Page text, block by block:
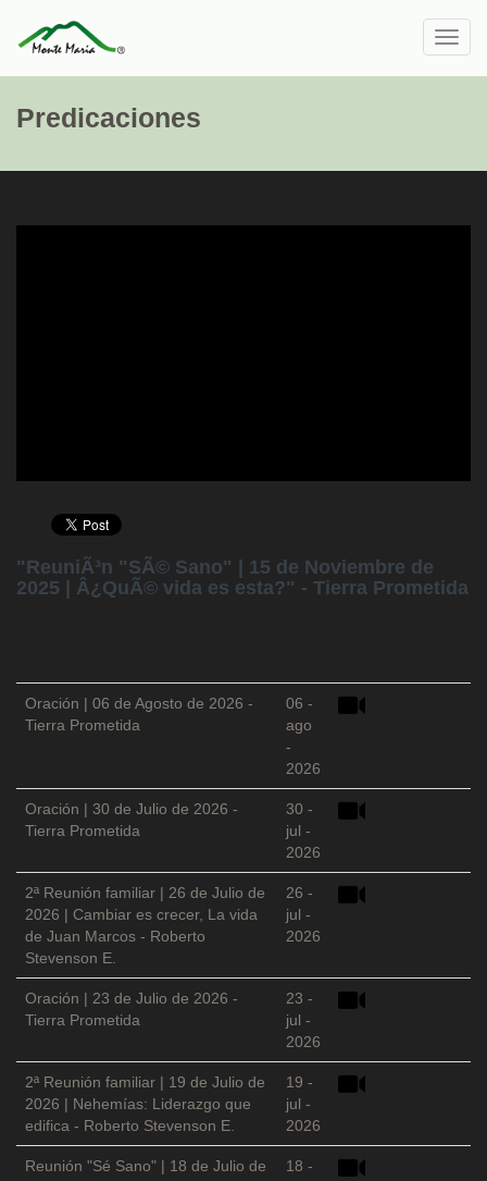
Predicaciones
"ReuniÃ³n "SÃ© Sano" | 15 de Noviembre de
2025 | Â¿QuÃ© vida es esta?" - Tierra Prometida
Oración | 06 de Agosto de 2026 -
Tierra Prometida
06 -
ago
-
2026
Oración | 30 de Julio de 2026 -
Tierra Prometida
30 -
jul -
2026
2ª Reunión familiar | 26 de Julio de
2026 | Cambiar es crecer, La vida
de Juan Marcos - Roberto
Stevenson E.
26 -
jul -
2026
Oración | 23 de Julio de 2026 -
Tierra Prometida
23 -
jul -
2026
2ª Reunión familiar | 19 de Julio de
2026 | Nehemías: Liderazgo que
edifica - Roberto Stevenson E.
19 -
jul -
2026
Reunión "Sé Sano" | 18 de Julio de
18 -